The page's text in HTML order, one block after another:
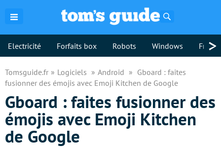
Electricité Forfaits box Robots Windows >
Tomsguide.fr Logiciels Android
Gboard : faites
fusionner des émojis avec Emoji Kitchen de Google
Gboard : faites fusionner des
émojis avec Emoji Kitchen
de Google